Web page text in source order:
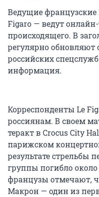
Ведущие французские
Figaro — ведут
происходящего. В
регулярно обновляют
российских
информация.
Корреспонденты Le
россиянам. В своем
теракт в Crocus City
парижском
результате стрельбы
группы погибло
французы отмечают,
Макрон — один из